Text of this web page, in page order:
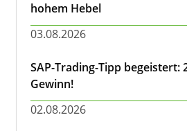
hohem Hebel
03.08.2026
SAP-Trading-Tipp begeistert:
Gewinn!
02.08.2026